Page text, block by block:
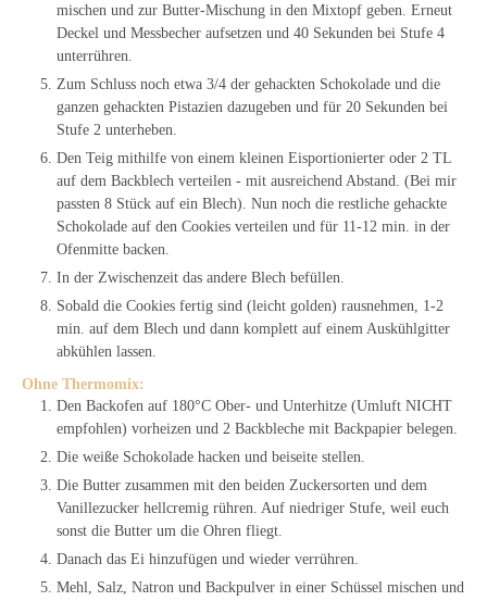
mischen und zur Butter-Mischung in den Mixtopf geben. Erneut
Deckel und Messbecher aufsetzen und 40 Sekunden bei Stufe 4
unterrühren.
Zum Schluss noch etwa 3/4 der gehackten Schokolade und die
ganzen gehackten Pistazien dazugeben und für 20 Sekunden bei
Stufe 2 unterheben.
Den Teig mithilfe von einem kleinen Eisportionierter oder 2 TL
auf dem Backblech verteilen - mit ausreichend Abstand. (Bei mir
passten 8 Stück auf ein Blech). Nun noch die restliche gehackte
Schokolade auf den Cookies verteilen und für 11-12 min. in der
Ofenmitte backen.
In der Zwischenzeit das andere Blech befüllen.
Sobald die Cookies fertig sind (leicht golden) rausnehmen, 1-2
min. auf dem Blech und dann komplett auf einem Auskühlgitter
abkühlen lassen.
Ohne Thermomix:
Den Backofen auf 180°C Ober- und Unterhitze (Umluft NICHT
empfohlen) vorheizen und 2 Backbleche mit Backpapier belegen.
Die weiße Schokolade hacken und beiseite stellen.
Die Butter zusammen mit den beiden Zuckersorten und dem
Vanillezucker hellcremig rühren. Auf niedriger Stufe, weil euch
sonst die Butter um die Ohren fliegt.
Danach das Ei hinzufügen und wieder verrühren.
Mehl, Salz, Natron und Backpulver in einer Schüssel mischen und